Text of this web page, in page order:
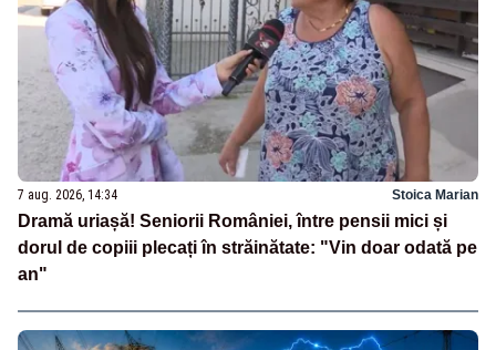
7 aug. 2026, 14:34 Stoica Marian
Dramă uriașă! Seniorii României, între pensii mici și
dorul de copiii plecați în străinătate: "Vin doar odată pe
an"